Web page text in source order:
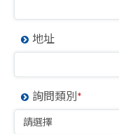
地址
詢問類別 *